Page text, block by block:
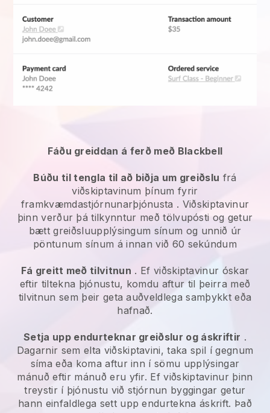
Fáðu greiddan á ferð með Blackbell
Búðu til tengla til að biðja um greiðslu frá
viðskiptavinum þínum fyrir
framkvæmdastjórnunarþjónusta . Viðskiptavinur
þinn verður þá tilkynntur með tölvupósti og getur
bætt greiðsluupplýsingum sínum og unnið úr
pöntunum sínum á innan við 60 sekúndum
Fá greitt með tilvitnun . Ef viðskiptavinur óskar
eftir tiltekna þjónustu, komdu aftur til þeirra með
tilvitnun sem þeir geta auðveldlega samþykkt eða
hafnað.
Setja upp endurteknar greiðslur og áskriftir .
Dagarnir sem elta viðskiptavini, taka spil í gegnum
síma eða koma aftur inn í sömu upplýsingar
mánuð eftir mánuð eru yfir. Ef viðskiptavinur þinn
treystir í þjónustu við stjórnun byggingar getur
hann einfaldlega sett upp endurtekna áskrift. Það